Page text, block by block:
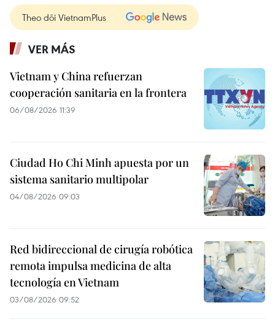
Theo dõi VietnamPlus
VER MÁS
Vietnam y China refuerzan
cooperación sanitaria en la frontera
06/08/2026 11:39
Ciudad Ho Chi Minh apuesta por un
sistema sanitario multipolar
04/08/2026 09:03
Red bidireccional de cirugía robótica
remota impulsa medicina de alta
tecnología en Vietnam
03/08/2026 09:52